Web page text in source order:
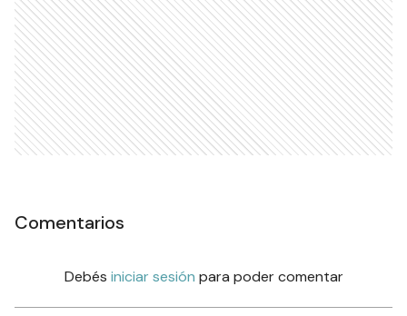
Comentarios
Debés iniciar sesión para poder comentar